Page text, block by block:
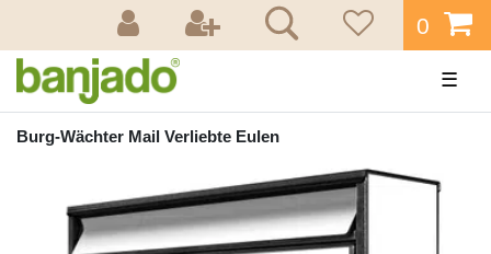
0
☰
Burg-Wächter Mail Verliebte Eulen